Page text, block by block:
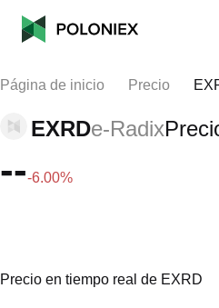
Página de inicio Precio
EXRDe-Radix
---6.00%
Precio en tiempo real de EXRD